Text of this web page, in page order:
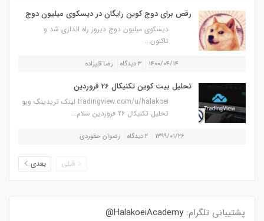
رقص برای دوج کوین رایگان در دیسکوی میلیون دوج
دیسکوی میلیون دوج دیروز راه اندازی شد و
تاکنون...
۱۴۰۰/۰۴/۱۴ ۳ دیدگاه رضا قلیزاده
تحلیل بیت کوین تکنیکال 26 فروردین
tradingview.com/u/halakoei لینک تریدینگ ویو
تحلیل تکنیکال 26 فروردین سلام...
۱۳۹۹/۰۱/۲۶ ۲ دیدگاه رضوان حقوردی
قبلی بعدی
پشتیبانی تلگرام: HalakoeiAcademy@